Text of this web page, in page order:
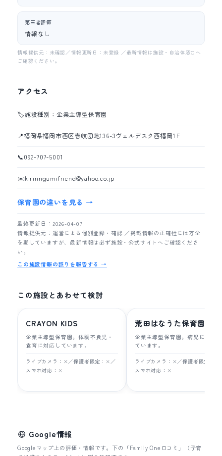
第三者評価
情報なし
情報提供元：未確認／情報更新日：未登録 ／最新情報は施設・自治体窓口へ
ご確認ください。
アクセス
🏷️施設種別：企業主導型保育園
📍福岡県福岡市西区壱岐団地136-3ヴェルデスク西福岡1Ｆ
📞092-707-5001
✉️kirinngumifriend@yahoo.co.jp
保育園の違いを見る →
最終更新日：2026-04-07
情報提供元：運営による個別登録・確認 ／掲載情報の正確性には万全
を期していますが、最新情報は必ず施設・公式サイトへご確認くださ
い。
この施設情報の誤りを報告する →
この施設とあわせて検討
CRAYON KIDS
企業主導型保育園。体調不良児・
食育に対応しています。
ライブカメラ：×／保護者限定：×／
スマホ対応：×
荒田はなうた保育園
企業主導型保育園。病児に対応
ています。
ライブカメラ：×／保護者限定：×
スマホ対応：×
Google情報
Googleマップ上の評価・情報です。下の「Family One口コミ」（子育